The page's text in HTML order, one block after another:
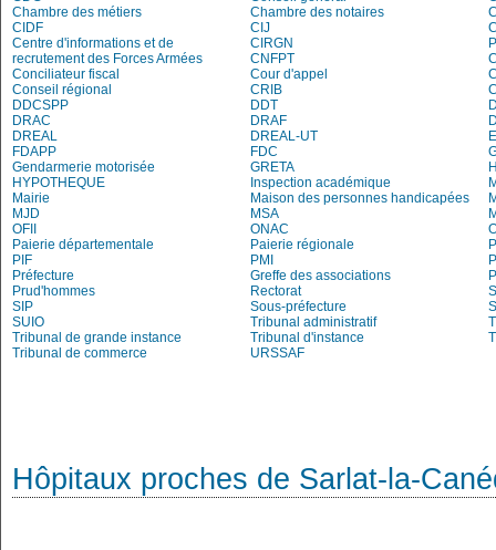
Chambre des métiers
Chambre des notaires
CIDF
CIJ
Centre d'informations et de
recrutement des Forces Armées
CIRGN
CNFPT
Conciliateur fiscal
Cour d'appel
Conseil régional
CRIB
DDCSPP
DDT
DRAC
DRAF
DREAL
DREAL-UT
FDAPP
FDC
Gendarmerie motorisée
GRETA
HYPOTHEQUE
Inspection académique
Mairie
Maison des personnes handicapées
MJD
MSA
OFII
ONAC
Paierie départementale
Paierie régionale
PIF
PMI
Préfecture
Greffe des associations
Prud'hommes
Rectorat
SIP
Sous-préfecture
SUIO
Tribunal administratif
Tribunal de grande instance
Tribunal d'instance
Tribunal de commerce
URSSAF
Hôpitaux proches de Sarlat-la-